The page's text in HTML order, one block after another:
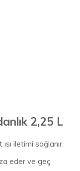
2,25 L
iletimi sağlanır.
eder ve geç